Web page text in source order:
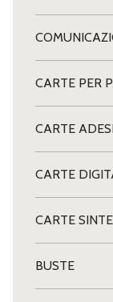
CARTE PER
CARTE
CARTE
CARTE
BUSTE